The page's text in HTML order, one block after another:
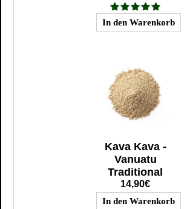
Kava Kava -
Vanuatu
Traditional
14,90€